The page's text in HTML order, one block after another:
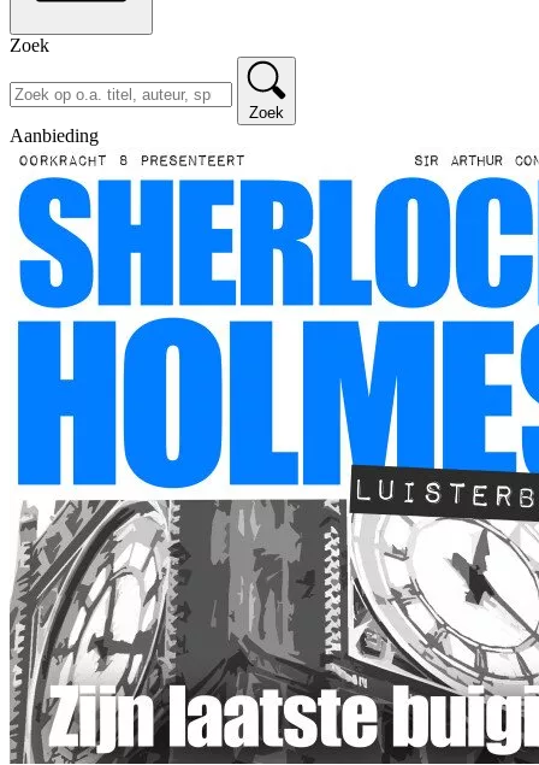
Zoek
Zoek
Aanbieding